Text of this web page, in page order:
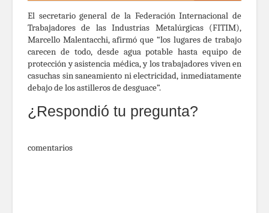
El secretario general de la Federación Internacional de
Trabajadores de las Industrias Metalúrgicas (FITIM),
Marcello Malentacchi, afirmó que “los lugares de trabajo
carecen de todo, desde agua potable hasta equipo de
protección y asistencia médica, y los trabajadores viven en
casuchas sin saneamiento ni electricidad, inmediatamente
debajo de los astilleros de desguace”.
¿Respondió tu pregunta?
comentarios